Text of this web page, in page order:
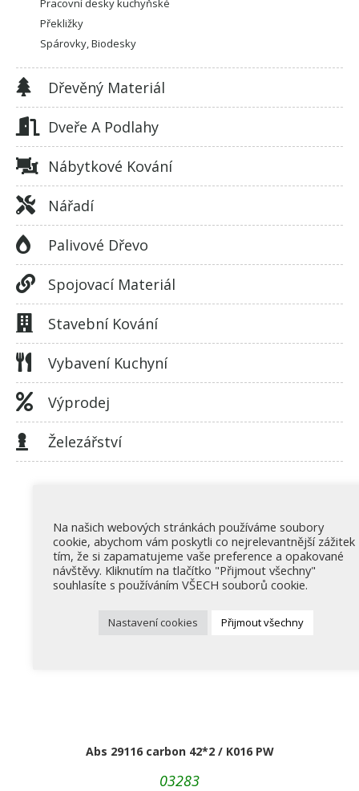
Pracovní desky kuchyňské
Překližky
Spárovky, Biodesky
Dřevěný Materiál
Dveře A Podlahy
Nábytkové Kování
Nářadí
Palivové Dřevo
Spojovací Materiál
Stavební Kování
Vybavení Kuchyní
Výprodej
Železářství
Abs 29116 carbon 42*2 / K016 PW
03283
Na našich webových stránkách používáme soubory
cookie, abychom vám poskytli co nejrelevantnější zážitek
tím, že si zapamatujeme vaše preference a opakované
návštěvy. Kliknutím na tlačítko "Přijmout všechny"
souhlasíte s používáním VŠECH souborů cookie.
Nastavení cookies Přijmout všechny